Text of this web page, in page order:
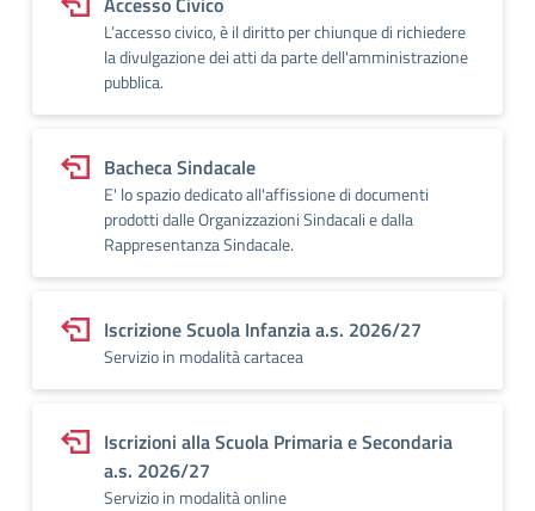
L’accesso civico, è il diritto per chiunque di richiedere
la divulgazione dei atti da parte dell'amministrazione
pubblica.
Bacheca Sindacale
E' lo spazio dedicato all'affissione di documenti
prodotti dalle Organizzazioni Sindacali e dalla
Rappresentanza Sindacale.
Iscrizione Scuola Infanzia a.s. 2026/27
Servizio in modalità cartacea
Iscrizioni alla Scuola Primaria e Secondaria
a.s. 2026/27
Servizio in modalità online